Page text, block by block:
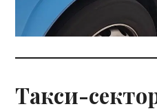
Такси-